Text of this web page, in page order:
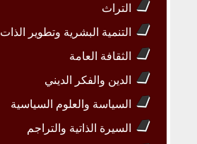
التراث
التنمية البشرية وتطوير الذات
الثقافة العامة
الدين والفكر الديني
السياسة والعلوم السياسية
السيرة الذاتية والتراجم